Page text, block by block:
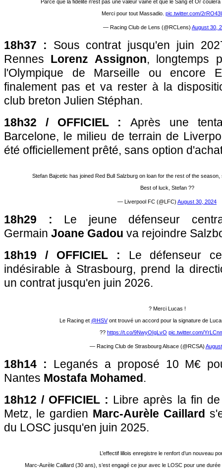
Parce que la fidélité n'est pas une valeur vaine et que le Sang et Or
Merci pour tout Massadio. pic.twitter.com/
— Racing Club de Lens (@RCLens) August 30,
18h37 : Sous contrat jusqu'en juin
Rennes Lorenz Assignon, longtemps
l'Olympique de Marseille ou encore
finalement pas et va rester à la
club breton Julien Stéphan.
18h32 / OFFICIEL :Après une
Barcelone, le milieu de terrain de
été officiellement prêté, sans option
Stefan Bajcetic has joined Red Bull Salzburg on loan for the rest of the
Best of luck, Stefan ??
— Liverpool FC (@LFC) August 30, 2024
18h29 : Le jeune défenseur
Germain Joane Gadou va rejoindre
18h19 / OFFICIEL : Le défenseur
indésirable à Strasbourg, prend la
un contrat jusqu'en juin 2026.
? Merci Lucas !
Le Racing et @HSVont trouvé un accord pour la signature de
?? https://t.co/9NwyOIgLvO pic.twitter.com/
— Racing Club de Strasbourg Alsace (@RCSA)
18h14 : Leganés a proposé 10 M€
Nantes Mostafa Mohamed.
18h12 / OFFICIEL : Libre après la fin
Metz, le gardien Marc-Aurèle Caillard
du LOSC jusqu'en juin 2025.
L’effectif lillois enregistre le renfort d’un nouveau
Marc-Aurèle Caillard (30 ans), s’est engagé ce jour avec le LOSC pour une durée